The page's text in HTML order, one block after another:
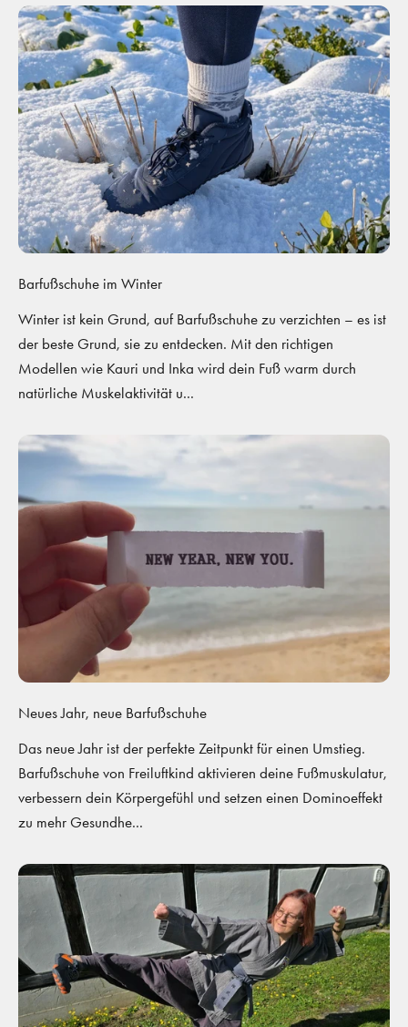
Barfußschuhe im Winter
Winter ist kein Grund, auf Barfußschuhe zu verzichten – es ist
der beste Grund, sie zu entdecken. Mit den richtigen
Modellen wie Kauri und Inka wird dein Fuß warm durch
natürliche Muskelaktivität u...
Neues Jahr, neue Barfußschuhe
Das neue Jahr ist der perfekte Zeitpunkt für einen Umstieg.
Barfußschuhe von Freiluftkind aktivieren deine Fußmuskulatur,
verbessern dein Körpergefühl und setzen einen Dominoeffekt
zu mehr Gesundhe...